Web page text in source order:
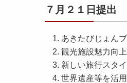
７月２１日提出
あきたびじょん
観光施設魅力向
新しい旅行スタ
世界遺産等を活